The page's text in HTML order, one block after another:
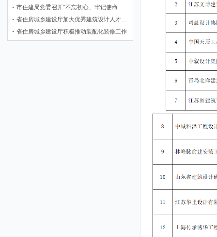
市住建局党委召开“不忘初心、牢记使命…
省住房城乡建设厅加大优秀建筑设计人才…
省住房城乡建设厅积极推动装配化装修工作